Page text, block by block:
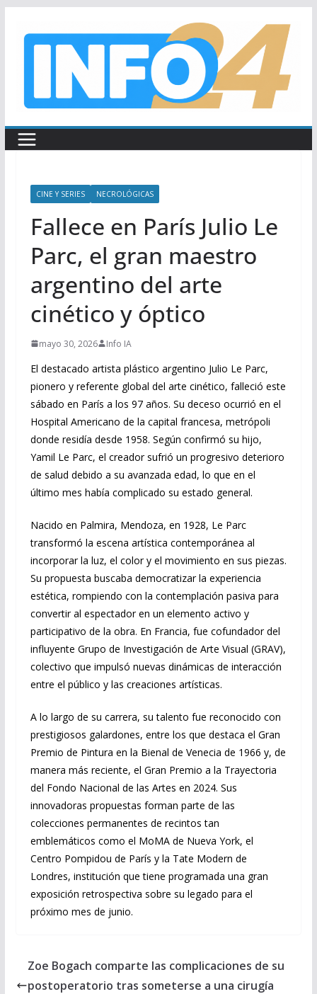
CINE Y SERIES NECROLÓGICAS
Fallece en París Julio Le
Parc, el gran maestro
argentino del arte
cinético y óptico
mayo 30, 2026 Info IA
El destacado artista plástico argentino Julio Le Parc,
pionero y referente global del arte cinético, falleció este
sábado en París a los 97 años. Su deceso ocurrió en el
Hospital Americano de la capital francesa, metrópoli
donde residía desde 1958. Según confirmó su hijo,
Yamil Le Parc, el creador sufrió un progresivo deterioro
de salud debido a su avanzada edad, lo que en el
último mes había complicado su estado general.
Nacido en Palmira, Mendoza, en 1928, Le Parc
transformó la escena artística contemporánea al
incorporar la luz, el color y el movimiento en sus piezas.
Su propuesta buscaba democratizar la experiencia
estética, rompiendo con la contemplación pasiva para
convertir al espectador en un elemento activo y
participativo de la obra. En Francia, fue cofundador del
influyente Grupo de Investigación de Arte Visual (GRAV),
colectivo que impulsó nuevas dinámicas de interacción
entre el público y las creaciones artísticas.
A lo largo de su carrera, su talento fue reconocido con
prestigiosos galardones, entre los que destaca el Gran
Premio de Pintura en la Bienal de Venecia de 1966 y, de
manera más reciente, el Gran Premio a la Trayectoria
del Fondo Nacional de las Artes en 2024. Sus
innovadoras propuestas forman parte de las
colecciones permanentes de recintos tan
emblemáticos como el MoMA de Nueva York, el
Centro Pompidou de París y la Tate Modern de
Londres, institución que tiene programada una gran
exposición retrospectiva sobre su legado para el
próximo mes de junio.
Zoe Bogach comparte las complicaciones de su
postoperatorio tras someterse a una cirugía